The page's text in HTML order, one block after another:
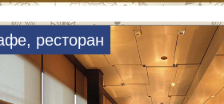
ресторан